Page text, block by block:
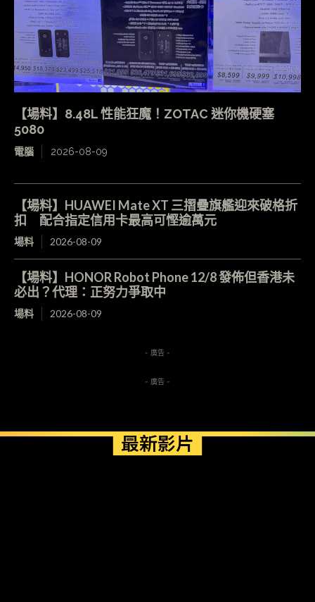
【場料】8.48L 性能狂魔！ZOTAC 迷你機硬塞
5080
電腦 2026-08-09
【場料】HUAWEI Mate XT 三摺疊旗艦迎來破格折
扣 配合指定信用卡最高可慳逾萬元
場料 2026-08-09
【場料】HONOR Robot Phone 12/8 發佈但香港未
必出？代理：正努力爭取中
場料 2026-08-09
- 廣告 -
- 廣告 -
最新影片